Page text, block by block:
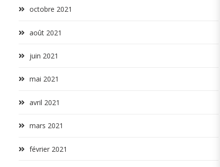
octobre 2021
août 2021
juin 2021
mai 2021
avril 2021
mars 2021
février 2021